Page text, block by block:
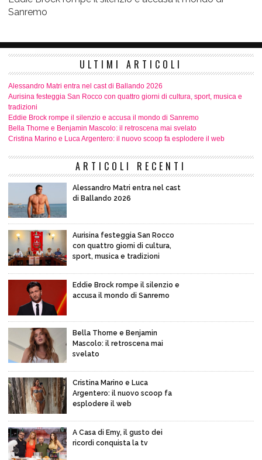
Sanremo
ULTIMI ARTICOLI
Alessandro Matri entra nel cast di Ballando 2026
Aurisina festeggia San Rocco con quattro giorni di cultura, sport, musica e
tradizioni
Eddie Brock rompe il silenzio e accusa il mondo di Sanremo
Bella Thorne e Benjamin Mascolo: il retroscena mai svelato
Cristina Marino e Luca Argentero: il nuovo scoop fa esplodere il web
ARTICOLI RECENTI
Alessandro Matri entra nel cast
di Ballando 2026
Aurisina festeggia San Rocco
con quattro giorni di cultura,
sport, musica e tradizioni
Eddie Brock rompe il silenzio e
accusa il mondo di Sanremo
Bella Thorne e Benjamin
Mascolo: il retroscena mai
svelato
Cristina Marino e Luca
Argentero: il nuovo scoop fa
esplodere il web
A Casa di Emy, il gusto dei
ricordi conquista la tv